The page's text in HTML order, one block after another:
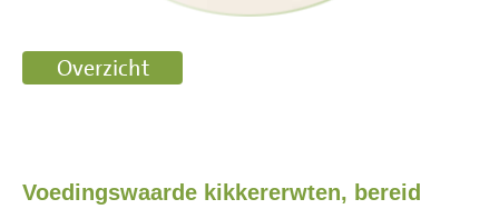
Voedingswaarde kikkererwten, bereid